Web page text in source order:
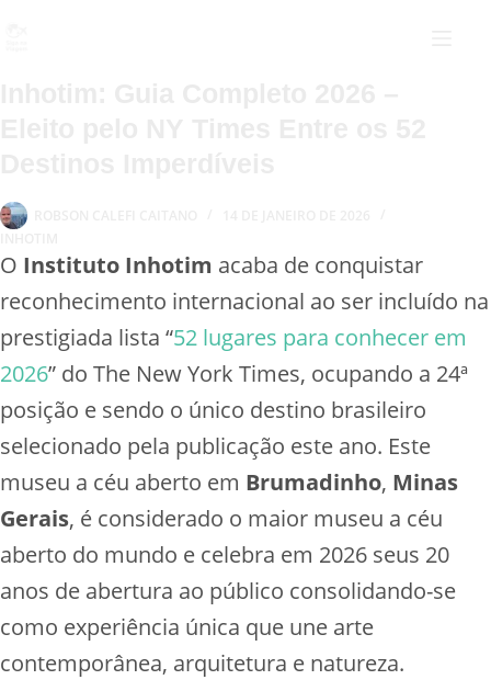
O Instituto Inhotim acaba de conquistar
reconhecimento internacional ao ser incluído na
prestigiada lista “52 lugares para conhecer em
2026” do The New York Times, ocupando a 24ª
posição e sendo o único destino brasileiro
selecionado pela publicação este ano. Este
museu a céu aberto em Brumadinho, Minas
Gerais, é considerado o maior museu a céu
aberto do mundo e celebra em 2026 seus 20
anos de abertura ao público consolidando-se
como experiência única que une arte
contemporânea, arquitetura e natureza.